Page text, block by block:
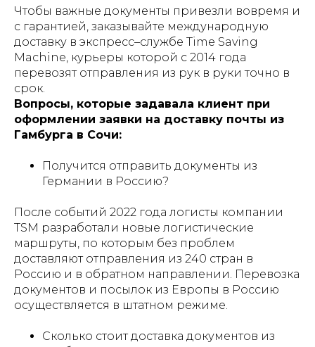
Чтобы важные документы привезли вовремя и
с гарантией, заказывайте международную
доставку в экспресс–службе Time Saving
Machine, курьеры которой с 2014 года
перевозят отправления из рук в руки точно в
срок.
Вопросы, которые задавала клиент при
оформлении заявки на доставку почты из
Гамбурга в Сочи:
Получится отправить документы из
Германии в Россию?
После событий 2022 года логисты компании
TSM разработали новые логистические
маршруты, по которым без проблем
доставляют отправления из 240 стран в
Россию и в обратном направлении. Перевозка
документов и посылок из Европы в Россию
осуществляется в штатном режиме.
Сколько стоит доставка документов из